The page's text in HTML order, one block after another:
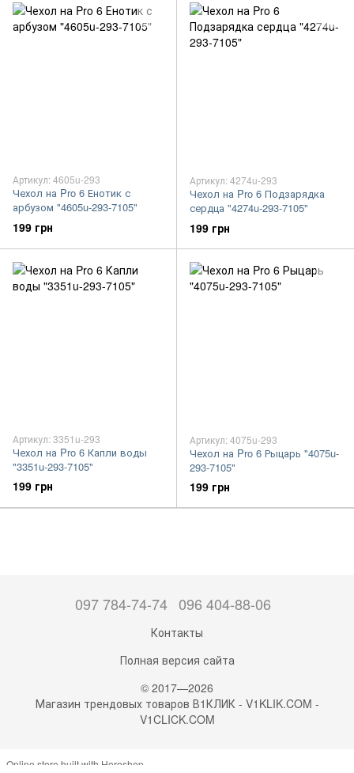
Артикул: 4605u-293
Чехол на Pro 6 Енотик с
арбузом "4605u-293-7105"
199 грн
Артикул: 4274u-293
Чехол на Pro 6 Подзарядка
сердца "4274u-293-7105"
199 грн
Артикул: 3351u-293
Чехол на Pro 6 Капли воды
"3351u-293-7105"
199 грн
Артикул: 4075u-293
Чехол на Pro 6 Рыцарь "4075u-
293-7105"
199 грн
097 784-74-74 096 404-88-06
Контакты
Полная версия сайта
© 2017—2026
Магазин трендовых товаров В1КЛИК - V1KLIK.COM -
V1CLICK.COM
Online store built with Horoshop